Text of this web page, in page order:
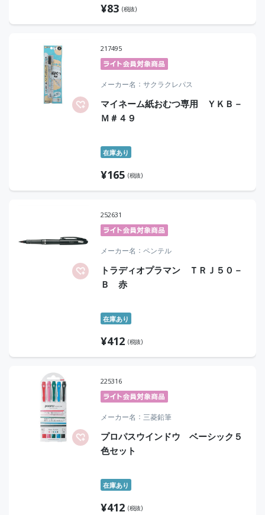
¥83 (税抜)
217495
メーカー名 サクラクレパス
マイネーム紙おむつ専用 ＹＫＢ－
Ｍ＃４９
在庫あり
¥165 (税抜)
252631
メーカー名 ペンテル
トラディオプラマン ＴＲＪ５０－
Ｂ 赤
在庫あり
¥412 (税抜)
225316
メーカー名 三菱鉛筆
プロパスウインドウ ベーシック５
色セット
在庫あり
¥412 (税抜)